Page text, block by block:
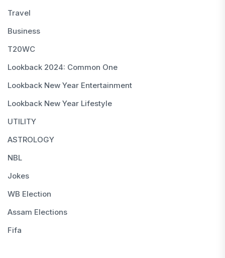
Travel
Business
T20WC
Lookback 2024: Common One
Lookback New Year Entertainment
Lookback New Year Lifestyle
UTILITY
ASTROLOGY
NBL
Jokes
WB Election
Assam Elections
Fifa